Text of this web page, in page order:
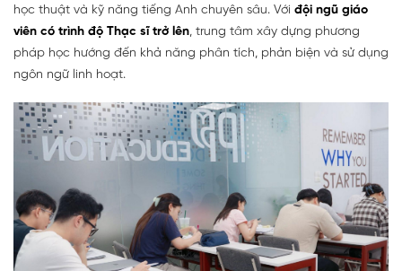
học thuật và kỹ năng tiếng Anh chuyên sâu. Với đội ngũ giáo
viên có trình độ Thạc sĩ trở lên, trung tâm xây dựng phương
pháp học hướng đến khả năng phân tích, phản biện và sử dụng
ngôn ngữ linh hoạt.